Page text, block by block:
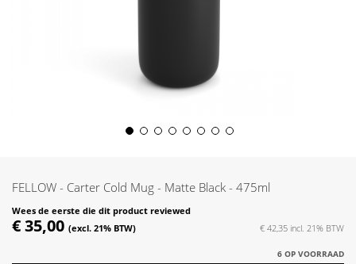
FELLOW - Carter Cold Mug - Matte Black - 475ml
Wees de eerste die dit product reviewed
€ 35,00 € 42,35
6 OP VOORRAAD
the
beginning
of
the